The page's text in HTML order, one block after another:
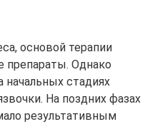
основой терапии
препараты. Однако
стадиях
На поздних фазах
результативным